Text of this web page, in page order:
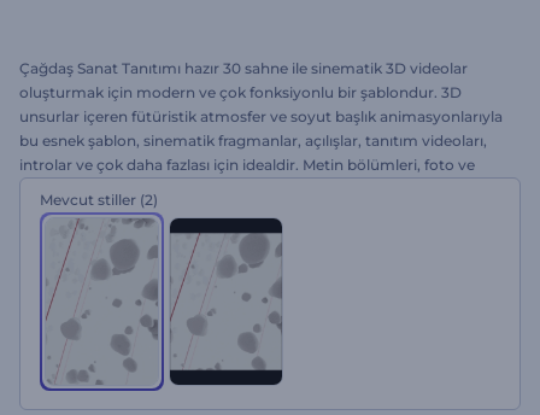
Çağdaş Sanat Tanıtımı hazır 30 sahne ile sinematik 3D videolar
oluşturmak için modern ve çok fonksiyonlu bir şablondur. 3D
unsurlar içeren fütüristik atmosfer ve soyut başlık animasyonlarıyla
bu esnek şablon, sinematik fragmanlar, açılışlar, tanıtım videoları,
introlar ve çok daha fazlası için idealdir. Metin bölümleri, foto ve
bir videoya dönüştürebilir.
Mevcut stiller (2)